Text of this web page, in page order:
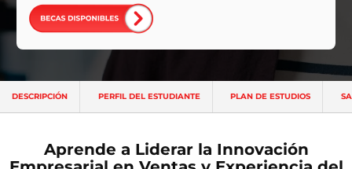
DESCRIPCIÓN PERFIL DEL ESTUDIANTE PLAN DE ESTUDIOS
Aprende a Liderar la Innovación